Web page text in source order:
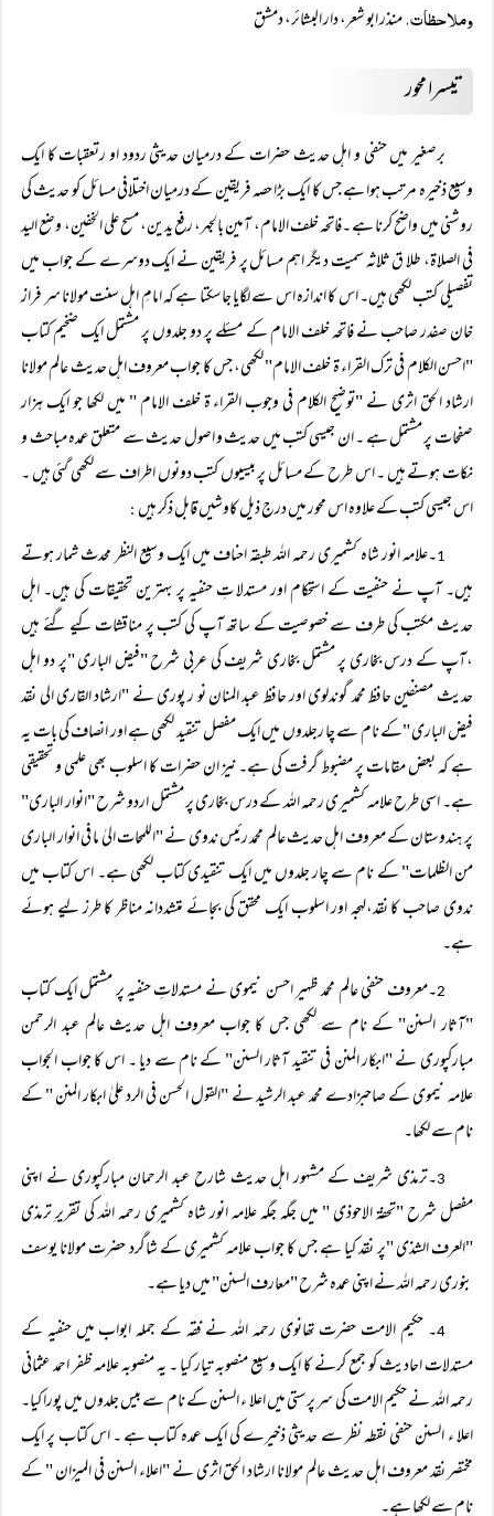
وملاحظات،منذر ابو شعر، دار البشائر، دمشق
تیسرا محور
برصغیر میں حنفی و اہل حدیث حضرات کے درمیان حدیثی ردود او رتعقبات کا ایک
وسیع ذخیرہ مرتب ہوا ہے جس کا ایک بڑا حصہ فریقین کے درمیان اختلافی مسائل کو حدیث کی
روشنی میں واضح کرنا ہے ۔فاتحہ خلف الامام، آمین بالجہر، رفع یدین، مسح علی الخفین، وضع الید
فی الصلاۃ، طلا ق ثلاثہ سمیت دیگر اہم مسائل پر فریقین نے ایک دوسرے کے جواب میں
تفصیلی کتب لکھی ہیں۔ اس کا اندازہ اس سے لگایا جاسکتا ہے کہ امامِ اہل سنت مولانا سر فراز
خان صفدر صاحب نے فاتحہ خلف الامام کے مسئلے پر دو جلدوں پر مشتمل ایک ضخیم کتاب
"احسن الکلام فی ترک القراء ۃ خلف الامام" لکھی، جس کا جواب معروف اہل حدیث عالم مولانا
ارشاد الحق اثری نے "توضیح الکلام فی وجوب القراء ۃ خلف الامام " میں لکھا جو ایک ہزار
صفحات پر مشتمل ہے ۔ ان جیسی کتب میں حدیث و اصول حدیث سے متعلق عمدہ مباحث و
نکات ہوتے ہیں ۔ اس طرح کے مسائل پر بیسیوں کتب دونوں اطراف سے لکھی گئی ہیں ۔
اس جیسی کتب کے علاوہ اس محور میں درج ذیل کاوشیں قابل ذکر ہیں :
1۔علامہ انور شاہ کشمیری رحمہ اللہ طبقہ احناف میں ایک وسیع النظر محدث شمار ہوتے
ہیں۔ آپ نے حنفیت کے استحکام اور مستدلا تِ حنفیہ پر بہترین تحقیقات کی ہیں۔ اہل
حدیث مکتب کی طرف سے خصوصیت کے ساتھ آپ کی کتب پر مناقشات کیے گئے ہیں
،آپ کے درس بخاری پر مشتمل بخاری شریف کی عربی شرح "فیض الباری "پر دو اہل
حدیث مصنفین حافظ محمد گوندلوی اور حافظ عبد المنان نو ر پوری نے "ارشاد القاری الی نقد
فیض الباری "کے نام سے چا رجلدوں میں ایک مفصل تنقید لکھی ہے اور انصاف کی بات یہ
ہے کہ بعض مقامات پر مضبوط گرفت کی ہے۔ نیز ان حضرات کا اسلوب بھی علمی و تحقیقی
ہے۔ اسی طرح علامہ کشمیری رحمہ اللہ کے درس بخاری پر مشتمل اردو شرح "انوار الباری"
پر ہندوستان کے معروف اہل حدیث عالم محمد رئیس ندوی نے "اللمحات الیٰ ما فی انوار الباری
من الظلمات" کے نام سے چار جلدوں میں ایک تنقیدی کتاب لکھی ہے۔ اس کتاب میں
ندوی صاحب کا نقد،لہجہ اور اسلوب ایک محقق کی بجائے متشددانہ مناظر کا طرز لیے ہوئے
ہے۔
2۔معروف حنفی عالم محمد ظہیر احسن نیموی نے مستدلاتِ حنفیہ پر مشتمل ایک کتاب
"آثار السنن" کے نام سے لکھی جس کا جواب معروف اہل حدیث عالم عبد الرحمن
مبارکپوری نے "ابکار المنن فی تنقید آثار السنن" کے نام سے دیا ۔ اس کا جواب الجواب
علامہ نیموی کے صاحبزادے محمد عبد الرشید نے "القول الحسن فی الرد علیٰ ابکار المنن " کے
نام سے لکھا۔
3۔ترمذی شریف کے مشہور اہل حدیث شارح عبد الرحمان مبارکپوری نے اپنی
مفصل شرح "تحفۃ الاحوذی " میں جگہ جگہ علامہ انور شاہ کشمیری رحمہ اللہ کی تقریرِ ترمذی
"العرف الشذی "پر نقد کیا ہے جس کا جواب علامہ کشمیری کے شاگرد حضرت مولانا یوسف
بنوری رحمہ اللہ نے اپنی عمدہ شرح "معارف السنن" میں دیا ہے۔
4۔ حکیم الامت حضرت تھانوی رحمہ اللہ نے فقہ کے جملہ ابواب میں حنفیہ کے
مستدلات احادیث کو جمع کرنے کا ایک وسیع منصوبہ تیار کیا ۔ یہ منصوبہ علامہ ظفر احمد عثمانی
رحمہ اللہ نے حکیم الامت کی سر پرستی میں اعلا ء السنن کے نام سے بیس جلدوں میں پورا کیا۔
اعلا ء السنن حنفی نقطہ نظر سے حدیثی ذخیرے کی ایک عمدہ کتاب ہے ۔ اس کتاب پر ایک
مختصر نقد معروف اہل حدیث عالم مولانا ارشاد الحق اثری نے "اعلاء السنن فی المیزان " کے
نام سے لکھا ہے۔